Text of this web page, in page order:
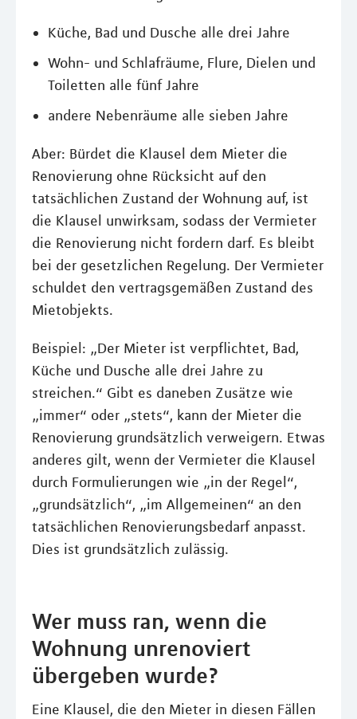
Küche, Bad und Dusche alle drei Jahre
Wohn- und Schlafräume, Flure, Dielen und
Toiletten alle fünf Jahre
andere Nebenräume alle sieben Jahre
Aber: Bürdet die Klausel dem Mieter die
Renovierung ohne Rücksicht auf den
tatsächlichen Zustand der Wohnung auf, ist
die Klausel unwirksam, sodass der Vermieter
die Renovierung nicht fordern darf. Es bleibt
bei der gesetzlichen Regelung. Der Vermieter
schuldet den vertragsgemäßen Zustand des
Mietobjekts.
Beispiel: „Der Mieter ist verpflichtet, Bad,
Küche und Dusche alle drei Jahre zu
streichen.“ Gibt es daneben Zusätze wie
„immer“ oder „stets“, kann der Mieter die
Renovierung grundsätzlich verweigern. Etwas
anderes gilt, wenn der Vermieter die Klausel
durch Formulierungen wie „in der Regel“,
„grundsätzlich“, „im Allgemeinen“ an den
tatsächlichen Renovierungsbedarf anpasst.
Dies ist grundsätzlich zulässig.
Wer muss ran, wenn die
Wohnung unrenoviert
übergeben wurde?
Eine Klausel, die den Mieter in diesen Fällen